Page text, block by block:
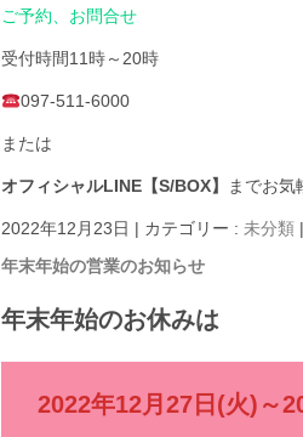
ご予約、お問合せ
受付時間11時～20時
097-511-6000
または
オフィシャルLINE【S/BOX】 までお気
2022年12月23日 | カテゴリー : 未分類 |
年末年始の営業のお知らせ
年末年始のお休みは
2022年12月27日(火)～